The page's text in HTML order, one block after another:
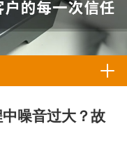
噪音过大？故